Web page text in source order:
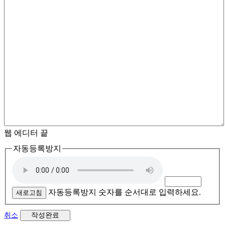
웹 에디터 끝
자동등록방지
새로고침 자동등록방지 숫자를 순서대로 입력하세요.
취소 작성완료